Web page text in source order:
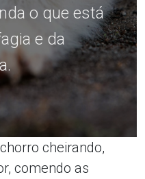
o que está
e da
cheirando,
comendo as